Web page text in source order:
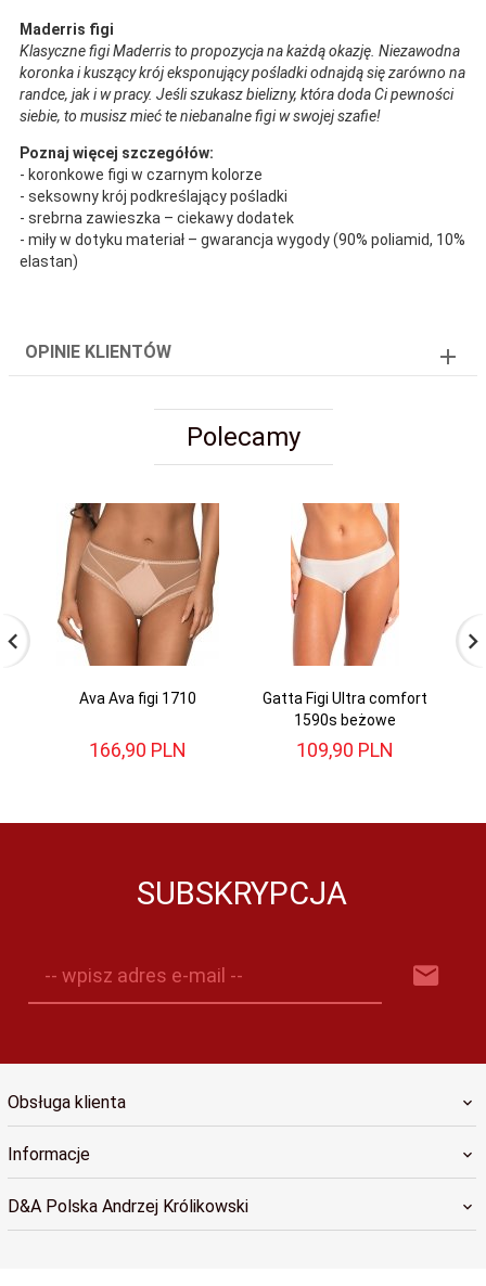
Maderris figi
Klasyczne figi Maderris to propozycja na każdą okazję. Niezawodna
koronka i kuszący krój eksponujący pośladki odnajdą się zarówno na
randce, jak i w pracy. Jeśli szukasz bielizny, która doda Ci pewności
siebie, to musisz mieć te niebanalne figi w swojej szafie!
Poznaj więcej szczegółów:
- koronkowe figi w czarnym kolorze
- seksowny krój podkreślający pośladki
- srebrna zawieszka – ciekawy dodatek
- miły w dotyku materiał – gwarancja wygody (90% poliamid, 10%
elastan)
OPINIE KLIENTÓW
Polecamy
Ava Ava figi 1710
166,90 PLN
Gatta Figi Ultra comfort
1590s beżowe
109,90 PLN
SUBSKRYPCJA
-- wpisz adres e-mail --
Obsługa klienta
Informacje
D&A Polska Andrzej Królikowski